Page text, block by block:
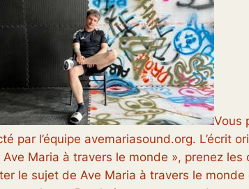
Vous
par l’équipe avemariasound.org.
Ave Maria à travers le monde », prenez
le sujet de Ave Maria à travers le